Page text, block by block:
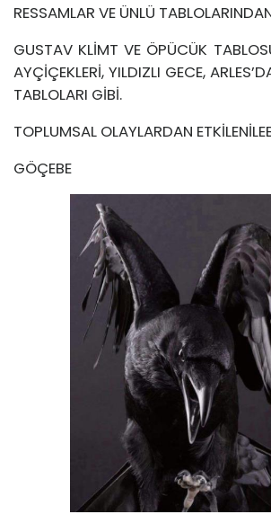
RESSAMLAR VE ÜNLÜ
GUSTAV KLİMT VE ÖPÜCÜK
AYÇİÇEKLERİ, YILDIZLI GECE,
TABLOLARI GİBİ.
TOPLUMSAL OLAYLARDAN
GÖÇEBE